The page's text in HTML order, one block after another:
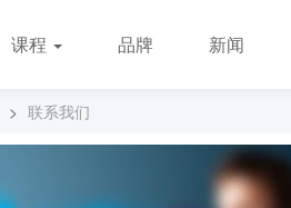
课程 品牌 新闻
> 联系我们